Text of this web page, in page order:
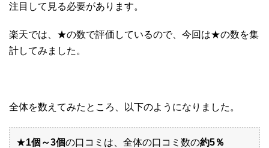
注目して見る必要があります。
楽天では、★の数で評価しているので、今回は★の数を集
計してみました。
全体を数えてみたところ、以下のようになりました。
★1個～3個の口コミは、全体の口コミ数の約5％